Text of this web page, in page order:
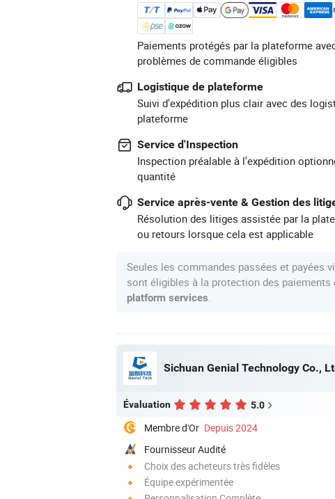
Paiements protégés par la plateforme
problèmes de commande éligibles
Logistique de plateforme
Suivi d'expédition plus clair avec des
plateforme
Service d'Inspection
Inspection préalable à l'expédition
quantité
Service après-vente & Gestion des
Résolution des litiges assistée par la
ou retours lorsque cela est applicable
Seules les commandes passées et payées
sont éligibles à la protection des paiements
platform services
Sichuan Genial Technology Co.,
Évaluation 5.0
Membre d'Or Depuis 2024
Fournisseur Audité
Choix des acheteurs très fidèles
Équipe expérimentée